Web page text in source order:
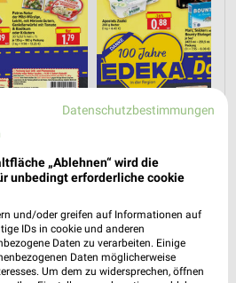
SB Warenhaus Arnstadt
Datenschutzbestimmungen
„Ablehnen“ wird die
unbedingt erforderliche cookie
und/oder greifen auf Informationen auf
IDs in cookie und anderen
Daten zu verarbeiten. Einige
Daten möglicherweise
Um dem zu widersprechen, öffnen